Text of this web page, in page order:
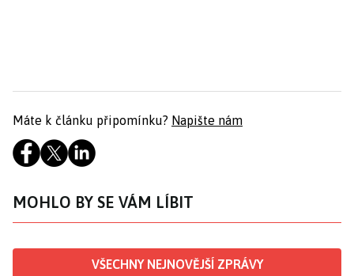
Máte k článku připomínku? Napište nám
MOHLO BY SE VÁM LÍBIT
VŠECHNY NEJNOVĚJŠÍ ZPRÁVY